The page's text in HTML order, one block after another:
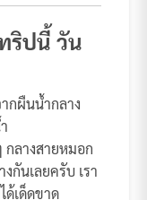
ริปนี้ วัน
กผืนน้ำกลาง
กลางสายหมอก
กันเลยครับ เรา
ด้เด็ดขาด